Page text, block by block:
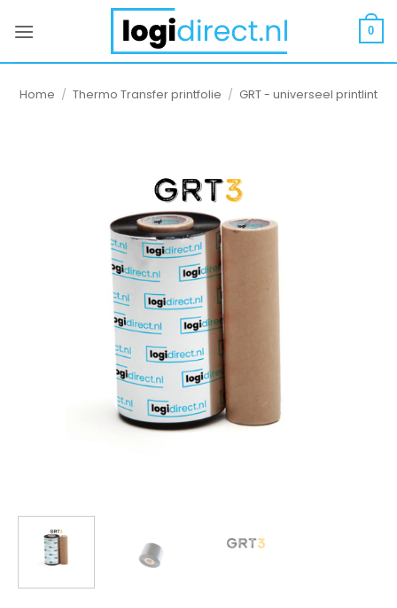
naar
0
Home / Thermo Transfer printfolie / GRT - universeel printlint